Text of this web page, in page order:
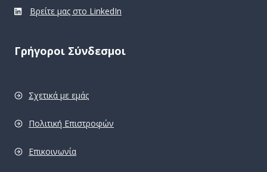
Βρείτε μας στο LinkedIn
Γρήγοροι Σύνδεσμοι
Σχετικά με εμάς
Πολιτική Επιστροφών
Επικοινωνία